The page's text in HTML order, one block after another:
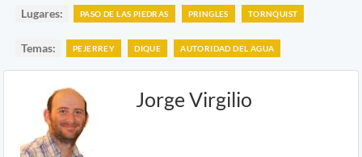
Lugares: PASO DE LAS PIEDRAS PRINGLES TORNQUIST
Temas: PEJERREY DIQUE AUTORIDAD DEL AGUA
Jorge Virgilio